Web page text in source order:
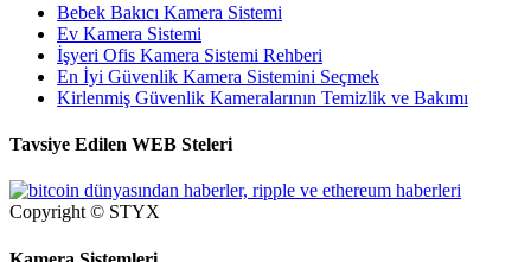
Bebek Bakıcı Kamera Sistemi
Ev Kamera Sistemi
İşyeri Ofis Kamera Sistemi Rehberi
En İyi Güvenlik Kamera Sistemini Seçmek
Kirlenmiş Güvenlik Kameralarının Temizlik ve Bakımı
Tavsiye Edilen WEB Steleri
Copyright © STYX